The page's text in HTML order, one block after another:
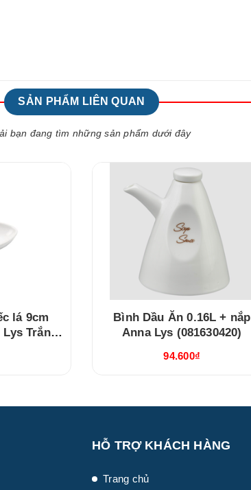
SẢN PHẨM LIÊN QUAN
bạn đang tìm những sản phẩm dưới đây
lá 9cm
Trắng
Bình Dầu Ăn 0.16L + nắp
Anna Lys (081630420)
94.600₫
HỖ TRỢ KHÁCH HÀNG
Trang chủ